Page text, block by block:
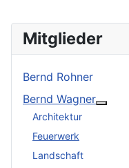
Mitglieder
Bernd Rohner
Bernd Wagner
Architektur
Feuerwerk
Landschaft